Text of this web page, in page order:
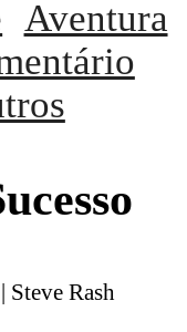
Aventura
Steve Rash